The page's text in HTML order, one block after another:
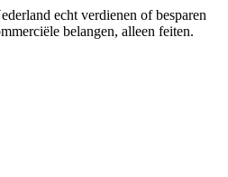
echt verdienen of besparen
belangen, alleen feiten.